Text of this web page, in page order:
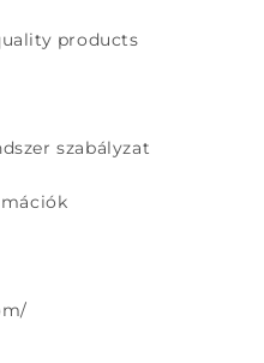
products
szabályzat